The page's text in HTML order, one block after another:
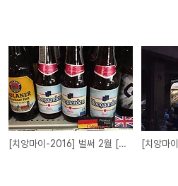
[치앙마이-2016] 벌써 2월 [Day13](01FEB16)